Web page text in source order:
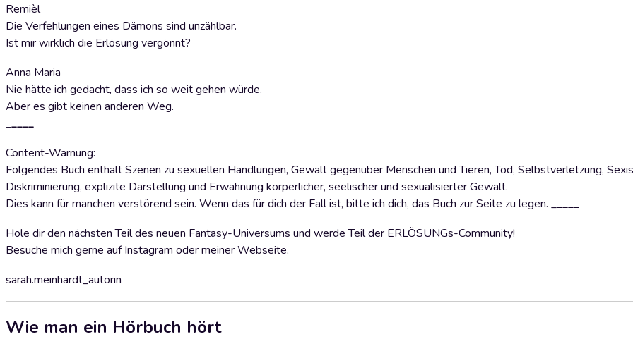
Remièl
Die Verfehlungen eines Dämons sind unzählbar.
Ist mir wirklich die Erlösung vergönnt?
Anna Maria
Nie hätte ich gedacht, dass ich so weit gehen würde.
Aber es gibt keinen anderen Weg.
_____
Content-Warnung:
Folgendes Buch enthält Szenen zu sexuellen Handlungen, Gewalt gegenüber Menschen und Tieren, Tod, Selbstverletzung,
Diskriminierung, explizite Darstellung und Erwähnung körperlicher, seelischer und sexualisierter Gewalt.
Dies kann für manchen verstörend sein. Wenn das für dich der Fall ist, bitte ich dich, das Buch zur Seite zu legen. _____
Hole dir den nächsten Teil des neuen Fantasy-Universums und werde Teil der ERLÖSUNGs-Community!
Besuche mich gerne auf Instagram oder meiner Webseite.
sarah.meinhardt_autorin
Wie man ein Hörbuch hört